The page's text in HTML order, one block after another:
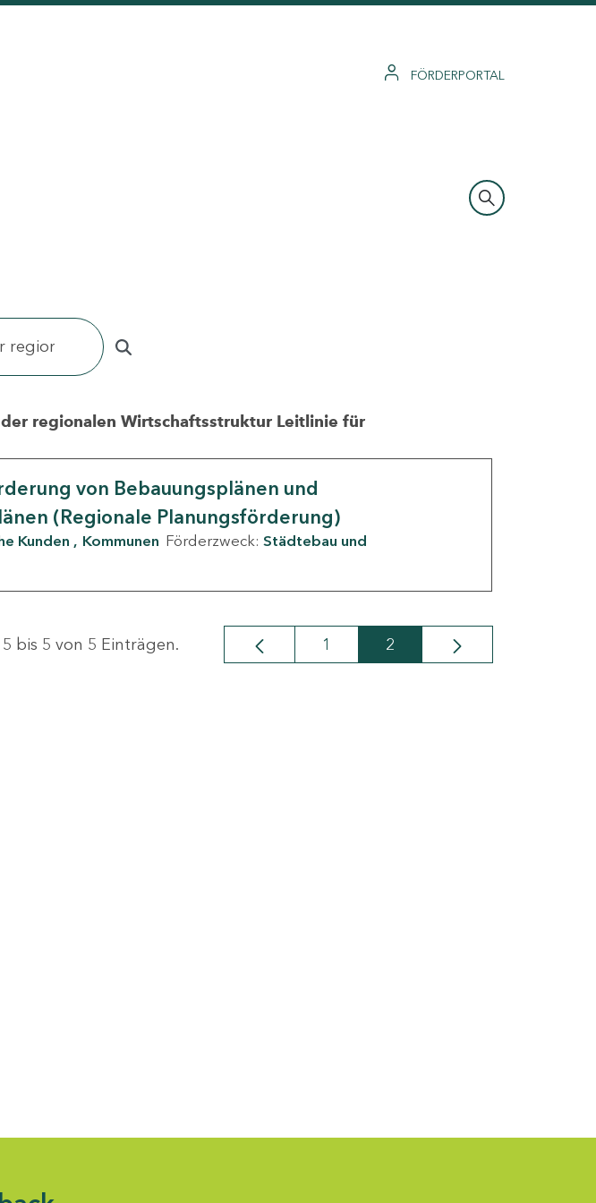
FÖRDERPORTAL
regionalen Wirtschaftsstruktur Leitlinie für
von Bebauungsplänen und
(Regionale Planungsförderung)
Kunden Kommunen Förderzweck: Städtebau und
bis 5 von 5 Einträgen. Seite
1 Seite
2